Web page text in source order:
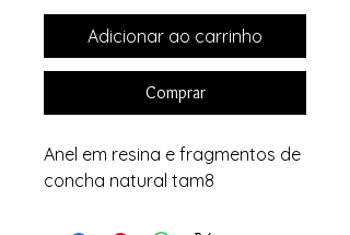
Adicionar ao carrinho
Comprar
Anel em resina e fragmentos de
concha natural tam8